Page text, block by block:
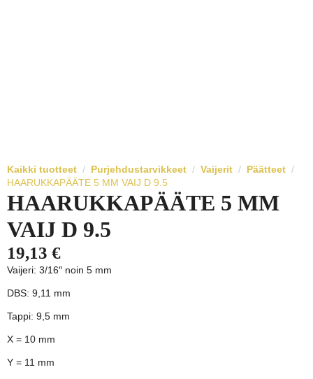
Kaikki tuotteet Purjehdustarvikkeet Vaijerit
Päätteet
HAARUKKAPÄÄTE 5 MM VAIJ D 9.5
HAARUKKAPÄÄTE 5 MM
VAIJ D 9.5
19,13 €
Vaijeri: 3/16″ noin 5 mm
DBS: 9,11 mm
Tappi: 9,5 mm
X = 10 mm
Y = 11 mm